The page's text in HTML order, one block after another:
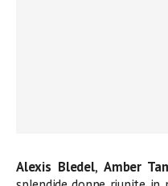
Alexis Bledel,Amber